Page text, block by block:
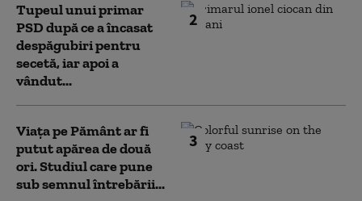
2
Tupeul unui primar
PSD după ce a încasat
despăgubiri pentru
secetă, iar apoi a
vândut...
3
Viața pe Pământ ar fi
putut apărea de două
ori. Studiul care pune
sub semnul întrebării...